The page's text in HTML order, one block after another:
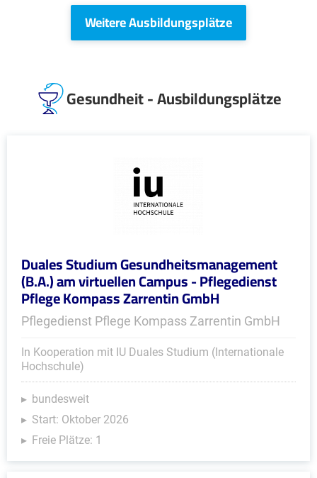
Weitere Ausbildungsplätze
Gesundheit - Ausbildungsplätze
Duales Studium Gesundheitsmanagement
(B.A.) am virtuellen Campus - Pflegedienst
Pflege Kompass Zarrentin GmbH
Pflegedienst Pflege Kompass Zarrentin GmbH
In Kooperation mit IU Duales Studium (Internationale
Hochschule)
bundesweit
Start: Oktober 2026
Freie Plätze: 1